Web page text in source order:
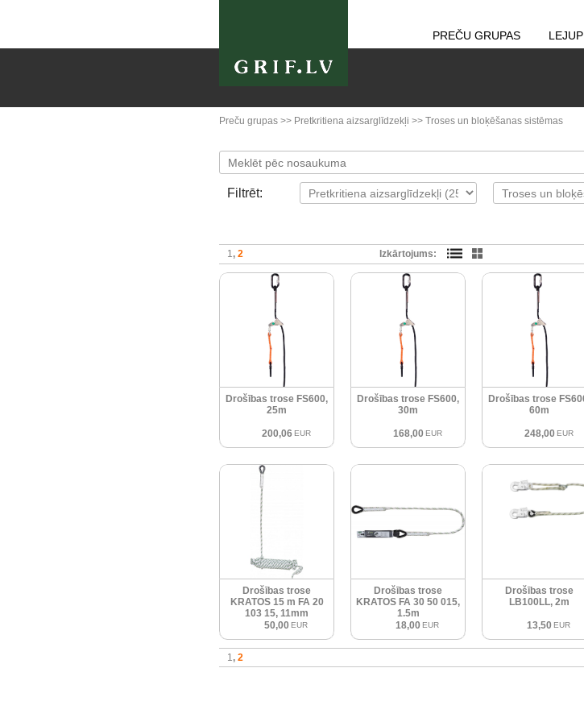
PREČU GRUPAS
Preču grupas >> Pretkritiena aizsarglīdzekļi >> Troses un bloķēšanas sistēmas
Filtrēt:
1 2 Izkārtojums:
Drošības trose FS600,
25m
200,06 EUR
Drošības trose FS600,
30m
168,00 EUR
Drošības trose
60m
248,00 EUR
Drošības trose
KRATOS 15 m FA 20
103 15, 11mm
50,00 EUR
Drošības trose
KRATOS FA 30 50 015,
1.5m
18,00 EUR
Drošības trose
LB100LL, 2m
13,50 EUR
1 2